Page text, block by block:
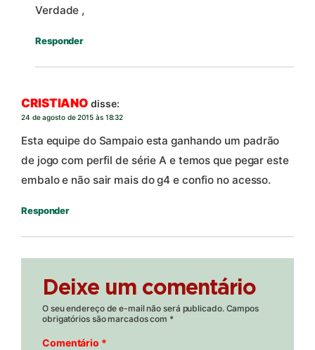
Verdade ,
Responder
CRISTIANO disse:
24 de agosto de 2015 às 18:32
Esta equipe do Sampaio esta ganhando um padrão
de jogo com perfil de série A e temos que pegar este
embalo e não sair mais do g4 e confio no acesso.
Responder
Deixe um comentário
O seu endereço de e-mail não será publicado. Campos
obrigatórios são marcados com *
Comentário *